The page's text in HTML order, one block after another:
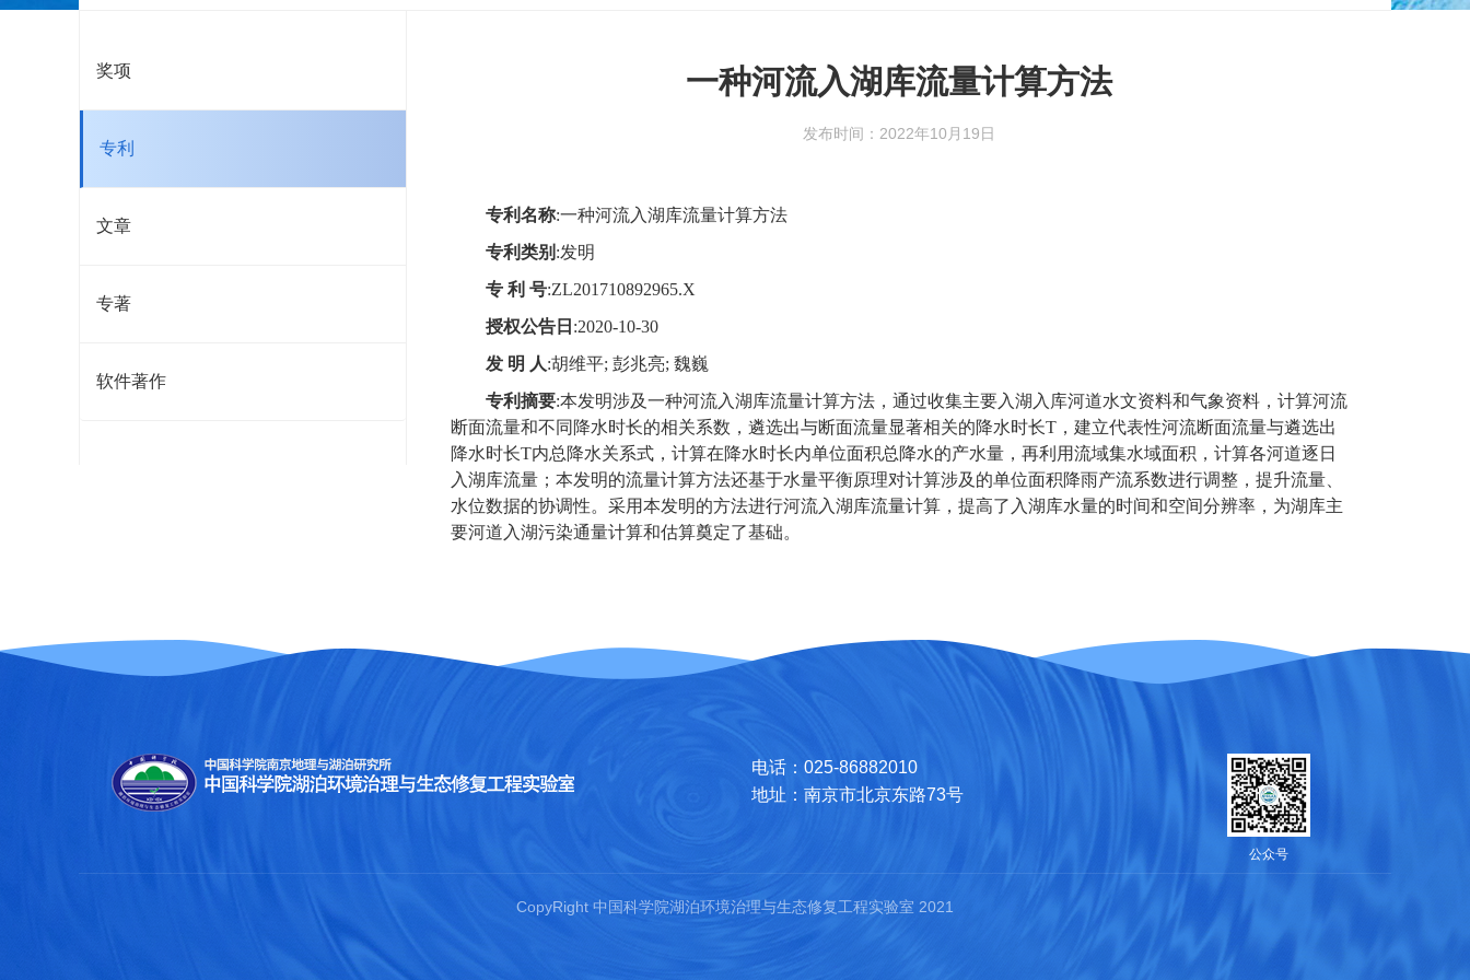
奖项
专利
文章
专著
软件著作
一种河流入湖库流量计算方法
发布时间：2022年10月19日
专利名称:一种河流入湖库流量计算方法
专利类别 :发明
专 利 号:ZL201710892965.X
授权公告日 :2020-10-30
发 明 人:胡维平; 彭兆亮; 魏巍
专利摘要:本发明涉及一种河流入湖库流量计算方法，通过收集主要入湖入库河道水文资料和气象资料，计算河流
断面流量和不同降水时长的相关系数，遴选出与断面流量显著相关的降水时长T ，建立代表性河流断面流量与遴选出
降水时长T内总降水关系式，计算在降水时长内单位面积总降水的产水量，再利用流域集水域面积，计算各河道逐日
入湖库流量；本发明的流量计算方法还基于水量平衡原理对计算涉及的单位面积降雨产流系数进行调整，提升流量、
水位数据的协调性。采用本发明的方法进行河流入湖库流量计算，提高了入湖库水量的时间和空间分辨率，为湖库主
要河道入湖污染通量计算和估算奠定了基础。
电话：025-86882010
地址：南京市北京东路73号
公众号
CopyRight 中国科学院湖泊环境治理与生态修复工程实验室 2021